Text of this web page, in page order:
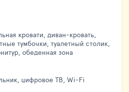
кровати, диван-кровать,
тумбочки, туалетный столик,
обеденная зона
цифровое ТВ, Wi-Fi